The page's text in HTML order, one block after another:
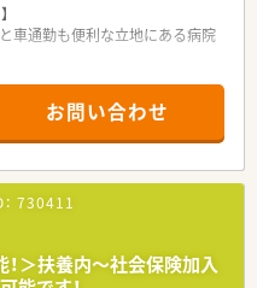
車通勤も便利な立地にある病院
のため様々な症例を経験しス
て】
ワークを大切にしてくださる
的に挑戦できる方を歓迎して
お問い合わせ
730411
！＞扶養内～社会保険加入